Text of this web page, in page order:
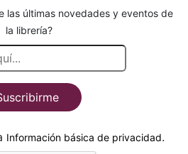
las últimas novedades y eventos de
la librería?
la Información básica de privacidad.